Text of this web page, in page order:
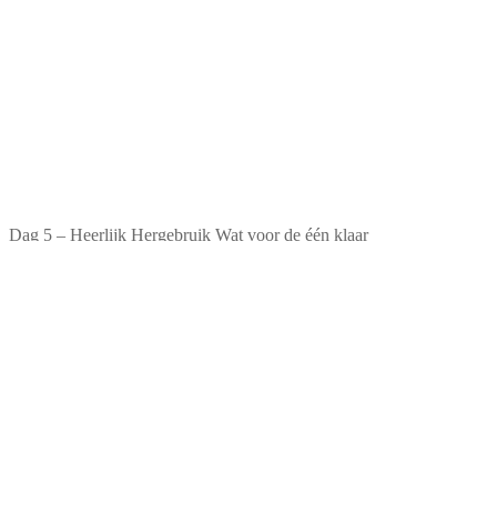
Dag 5 – Heerlijk Hergebruik Wat voor de één klaar